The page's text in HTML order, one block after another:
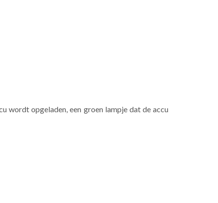
wordt opgeladen, een groen lampje dat de accu